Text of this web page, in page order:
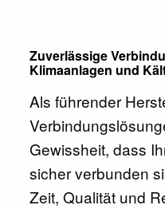
Zuverlässige
Klimaanlagen und
Als führender
Gewissheit, dass
sicher verbunden
Zeit, Qualität und